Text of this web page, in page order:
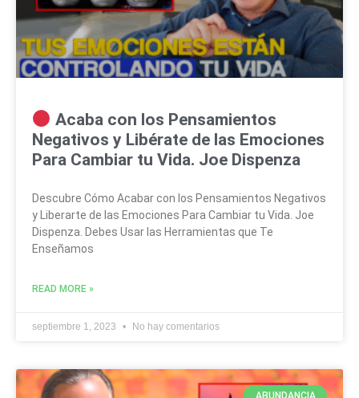
Acaba con los Pensamientos
Negativos y Libérate de las Emociones
Para Cambiar tu Vida. Joe Dispenza
Descubre Cómo Acabar con los Pensamientos Negativos
y Liberarte de las Emociones Para Cambiar tu Vida. Joe
Dispenza. Debes Usar las Herramientas que Te
Enseñamos
READ MORE »
septiembre 1, 2023 No hay comentarios
ABUNDANCIA